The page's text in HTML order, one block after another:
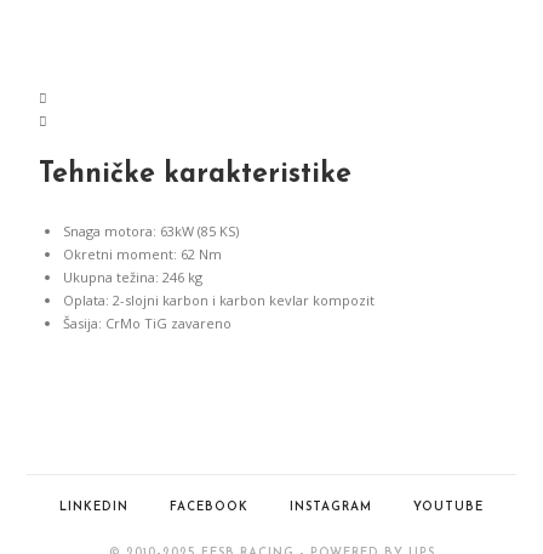
Tehničke karakteristike
Snaga motora: 63kW (85 KS)
Okretni moment: 62 Nm
Ukupna težina: 246 kg
Oplata: 2-slojni karbon i karbon kevlar kompozit
Šasija: CrMo TiG zavareno
LINKEDIN FACEBOOK INSTAGRAM YOUTUBE